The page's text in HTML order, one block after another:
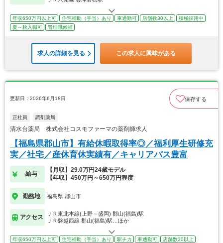
年収650万円以上可 住宅補助（手当）あり 車通勤可 店舗数30以上
積極採用中
夏～秋入職可
管理職候補
求人の詳細を見る この求人に興味がある
更新日：2026年6月18日 保存する
正社員 調剤薬局
清水台薬局 株式会社コスモファーマの薬剤師求人
【福島県郡山市】有給休暇取得率◎／福利厚生研修充
実／社宅／産休育休実績有／キャリアパス豊富
給与
【月収】29.0万円24歳モデル
【年収】450万円～650万円程度
勤務地 福島県 郡山市
アクセス
ＪＲ東北本線(上野－盛岡) 郡山(福島)駅
ＪＲ磐越西線 郡山(福島)駅…ほか
年収650万円以上可 住宅補助（手当）あり 駅チカ 車通勤可
店舗数30以上